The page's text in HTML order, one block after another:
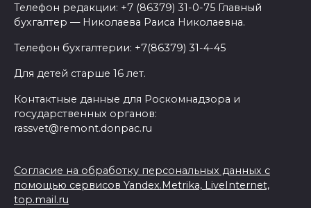
Телефон редакции: +7 (86379) 31-0-75 Главный
бухгалтер — Николаева Раиса Николаевна.
Телефон бухгалтерии: +7(86379) 31-4-45
Для детей старше 16 лет.
Контактные данные для Роскомнадзора и
государственных органов:
rassvet@remont.donpac.ru
Согласие на обработку персональных данных с
помощью сервисов Yandex.Metrika, LiveInternet,
top.mail.ru